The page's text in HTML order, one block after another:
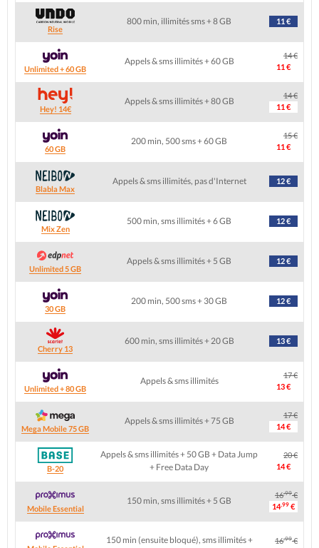
Rise
800 min, illimités sms + 8 GB 11 €
Unlimited + 60 GB
Appels & sms illimités + 60 GB
14 €
11 €
Hey! 14€
Appels & sms illimités + 80 GB
14 €
11 €
60 GB
200 min, 500 sms + 60 GB
15 €
11 €
Blabla Max
Appels & sms illimités, pas d'Internet 12 €
Mix Zen
500 min, sms illimités + 6 GB 12 €
Unlimited 5 GB
Appels & sms illimités + 5 GB 12 €
30 GB
200 min, 500 sms + 30 GB 12 €
Cherry 13
600 min, sms illimités + 20 GB 13 €
Unlimited + 80 GB
Appels & sms illimités
17 €
13 €
Mega Mobile 75 GB
Appels & sms illimités + 75 GB
17 €
14 €
B-20
Appels & sms illimités + 50 GB + Data Jump
+ Free Data Day
20 €
14 €
Mobile Essential
150 min, sms illimités + 5 GB
16,99€
14 ,99 €
150 min (ensuite bloqué), sms illimités +
16,99€